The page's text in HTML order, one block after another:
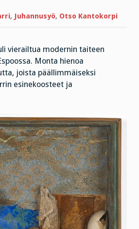
, Juhannusyö, Otso Kantokorpi
vierailtua modernin taiteen
Monta hienoa
joista päällimmäiseksi
esinekoosteet ja